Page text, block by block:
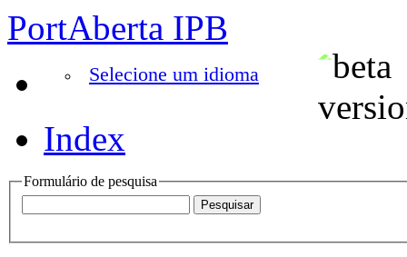
PortAberta IPB
Selecione um idioma
Index
Formulário de pesquisa